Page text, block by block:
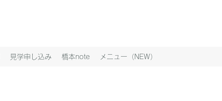
見学申し込み 橋本note メニュー（NEW）